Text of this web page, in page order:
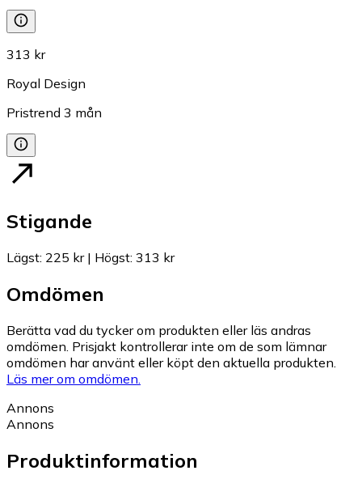
313 kr
Royal Design
Pristrend 3 mån
Stigande
Lägst: 225 kr| Högst: 313 kr
Omdömen
Berätta vad du tycker om produkten eller läs andras
omdömen. Prisjakt kontrollerar inte om de som lämnar
omdömen har använt eller köpt den aktuella produkten.
Läs mer om omdömen.
Annons
Annons
Produktinformation